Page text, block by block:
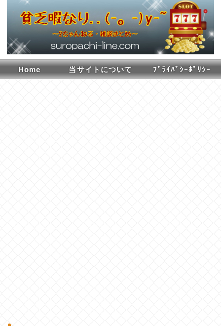
Home 当サイトについて ﾌﾟﾗｲﾊﾞｼｰﾎﾟﾘｼｰ